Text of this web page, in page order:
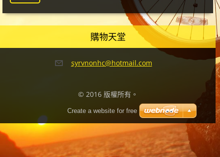
購物天堂
syrvnonhc@hotmail.com
© 2016 版權所有。
Create a website for free